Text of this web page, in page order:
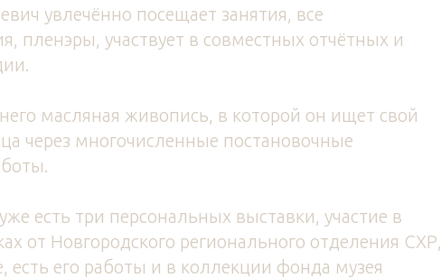
увлечённо посещает занятия, все
пленэры, участвует в совместных отчётных и
масляная живопись, в которой он ищет свой
через многочисленные постановочные
есть три персональных выставки, участие в
от Новгородского регионального отделения СХР,
есть его работы и в коллекции фонда музея